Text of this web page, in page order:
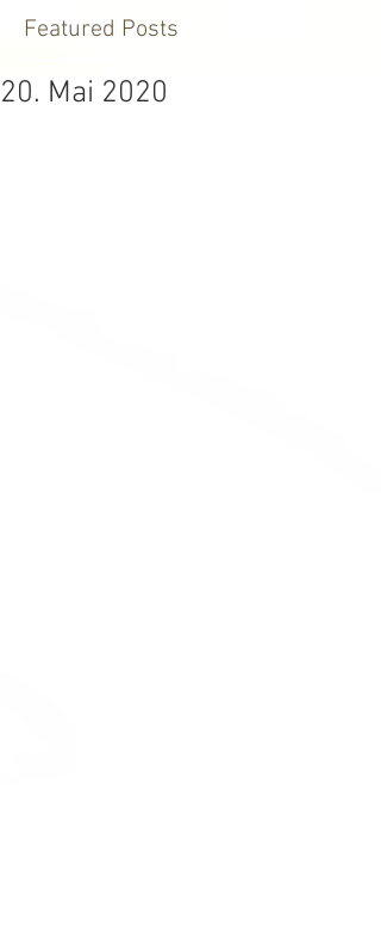
Featured Posts
20. Mai 2020